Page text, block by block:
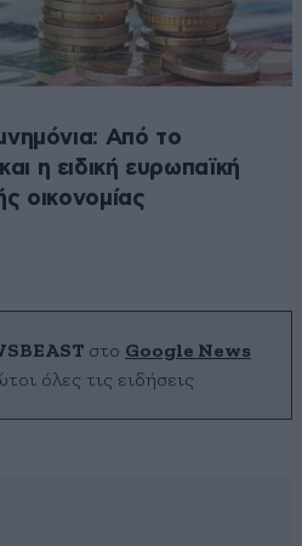
Από το
η ειδική ευρωπαϊκή
οικονομίας
στο Google News
όλες τις ειδήσεις